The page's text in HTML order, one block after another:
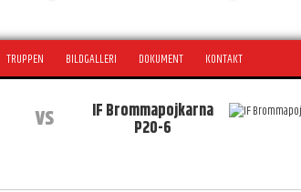
TRUPPEN BILDGALLERI DOKUMENT KONTAKT
vs IF Brommapojkarna
P20-6